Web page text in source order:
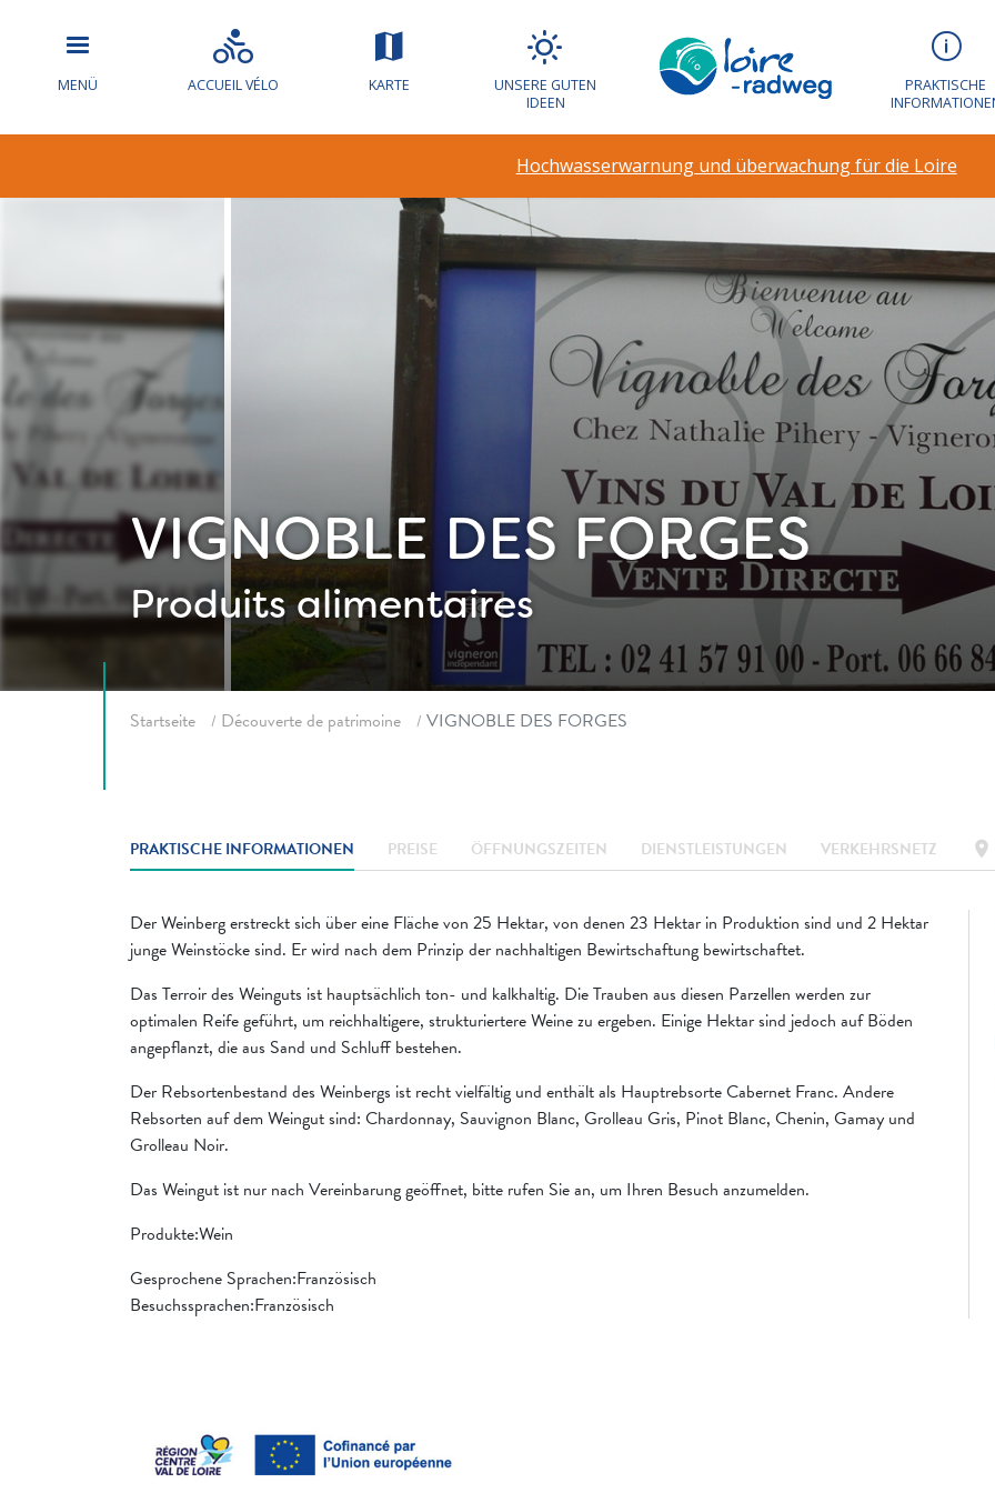
MENÜ ACCUEIL VÉLO KARTE
UNSERE GUTEN
IDEEN
PRAKTISCHE
Hochwasserwarnung und überwachung für die Loire
VIGNOBLE DES FORGES
Produits alimentaires
Startseite Découverte de patrimoine VIGNOBLE DES FORGES
PRAKTISCHE INFORMATIONEN PREISE ÖFFNUNGSZEITEN DIENSTLEISTUNGEN VERKEHRSNETZ location_on
Der Weinberg erstreckt sich über eine Fläche von 25 Hektar, von denen 23 Hektar in Produktion sind und 2 Hektar
junge Weinstöcke sind. Er wird nach dem Prinzip der nachhaltigen Bewirtschaftung bewirtschaftet.
Das Terroir des Weinguts ist hauptsächlich ton- und kalkhaltig. Die Trauben aus diesen Parzellen werden zur
optimalen Reife geführt, um reichhaltigere, strukturiertere Weine zu ergeben. Einige Hektar sind jedoch auf Böden
angepflanzt, die aus Sand und Schluff bestehen.
Der Rebsortenbestand des Weinbergs ist recht vielfältig und enthält als Hauptrebsorte Cabernet Franc. Andere
Rebsorten auf dem Weingut sind: Chardonnay, Sauvignon Blanc, Grolleau Gris, Pinot Blanc, Chenin, Gamay und
Grolleau Noir.
Das Weingut ist nur nach Vereinbarung geöffnet, bitte rufen Sie an, um Ihren Besuch anzumelden.
Produkte:Wein
Gesprochene Sprachen:Französisch
Besuchssprachen:Französisch